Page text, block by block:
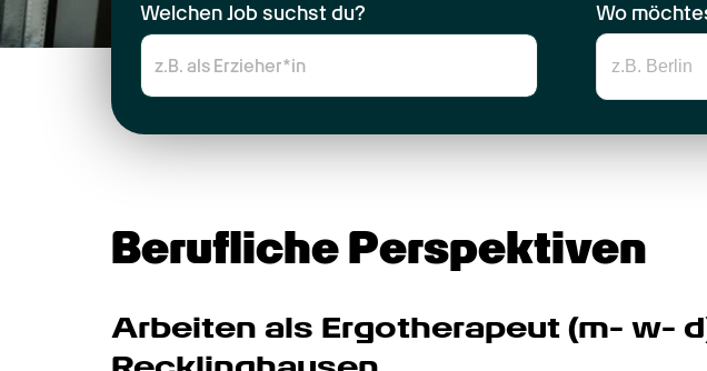
Welchen Job suchst du? Wo
Berufliche Perspektiven
Arbeiten als Ergotherapeut (m- w-